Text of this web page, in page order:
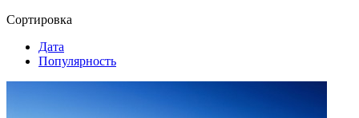
Сортировка
Дата
Популярность